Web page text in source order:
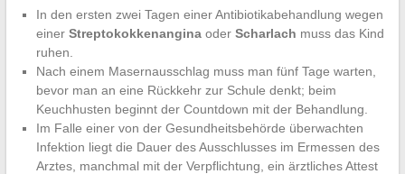
In den ersten zwei Tagen einer Antibiotikabehandlung wegen
einer Streptokokkenanginaoder Scharlach muss das Kind
ruhen.
Nach einem Masernausschlag muss man fünf Tage warten,
bevor man an eine Rückkehr zur Schule denkt; beim
Keuchhusten beginnt der Countdown mit der Behandlung.
Im Falle einer von der Gesundheitsbehörde überwachten
Infektion liegt die Dauer des Ausschlusses im Ermessen des
Arztes, manchmal mit der Verpflichtung, ein ärztliches Attest